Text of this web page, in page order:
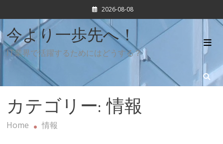
to
content
2026-08-08
今より一歩先へ！
IT業界で活躍するためにはどうする？
カテゴリー:情報
Home 情報